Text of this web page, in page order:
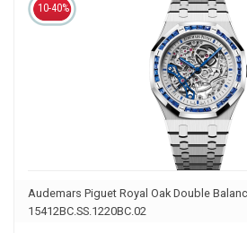
10-40%
Audemars Piguet Royal Oak Double
15412BC.SS.1220BC.02